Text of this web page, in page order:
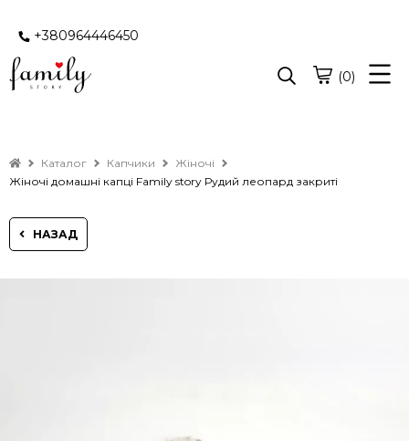
+380964446450
(0)
Каталог Капчики
Жіночі
Жіночі домашні капці Family story Рудий леопард закриті
НАЗАД